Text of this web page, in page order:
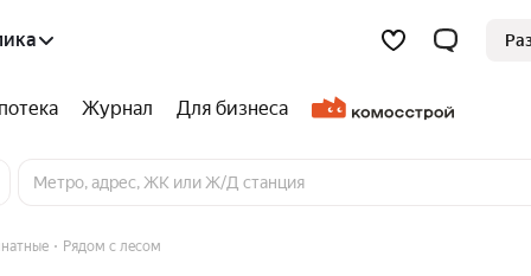
Журнал Для бизнеса
Рядом с лесом